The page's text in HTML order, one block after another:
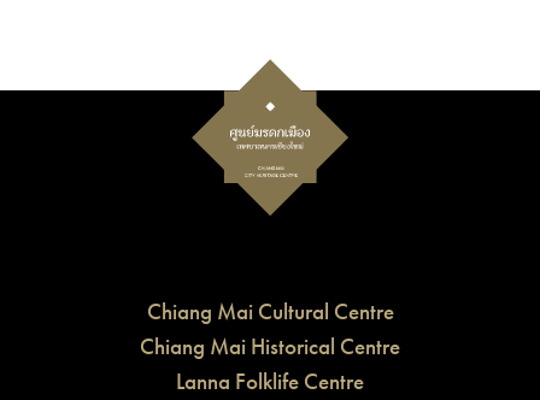
Chiang Mai Cultural Centre
Chiang Mai Historical Centre
Lanna Folklife Centre